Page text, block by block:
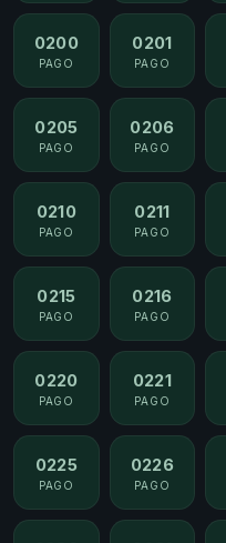
0200
PAGO
0201
PAGO
0205
PAGO
0206
PAGO
0210
PAGO
0211
PAGO
0215
PAGO
0216
PAGO
0220
PAGO
0221
PAGO
0225
PAGO
0226
PAGO